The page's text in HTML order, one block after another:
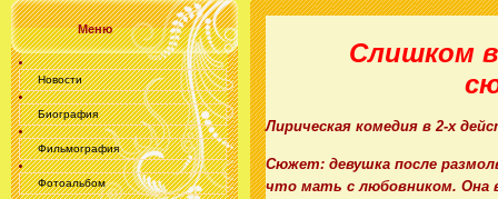
Меню
Новости
Биография
Фильмография
Фотоальбом
Слишком
Лирическая комедия в 2-х
Сюжет: девушка после
что мать с любовником. Она